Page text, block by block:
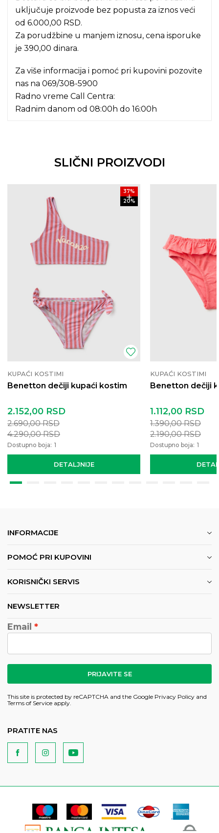
uključuje proizvode bez popusta za iznos veći
od 6.000,00 RSD.
Za porudžbine u manjem iznosu, cena isporuke
je 390,00 dinara.
Za više informacija i pomoć pri kupovini pozovite
nas na 069/308-5900
Radno vreme Call Centra:
Radnim danom od 08:00h do 16:00h
SLIČNI PROIZVODI
37%
20%
KUPAĆI KOSTIMI
Benetton dečiji kupaći kostim
DETALJNIJE
2.152,00 RSD
2.690,00RSD
4.290,00RSD
Dostupno boja: 1
KUPAĆI KOSTIMI
Benetton dečiji
1.112,00 RSD
1.390,00RSD
2.190,00RSD
Dostupno boja: 1
INFORMACIJE
POMOĆ PRI KUPOVINI
KORISNIČKI SERVIS
NEWSLETTER
Email
PRIJAVITE SE
This site is protected by reCAPTCHA and the Google Privacy Policy and
Terms of Service apply.
PRATITE NAS